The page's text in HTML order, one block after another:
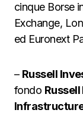
cinque Borse
Exchange,
ed Euronext
– Russell
fondo